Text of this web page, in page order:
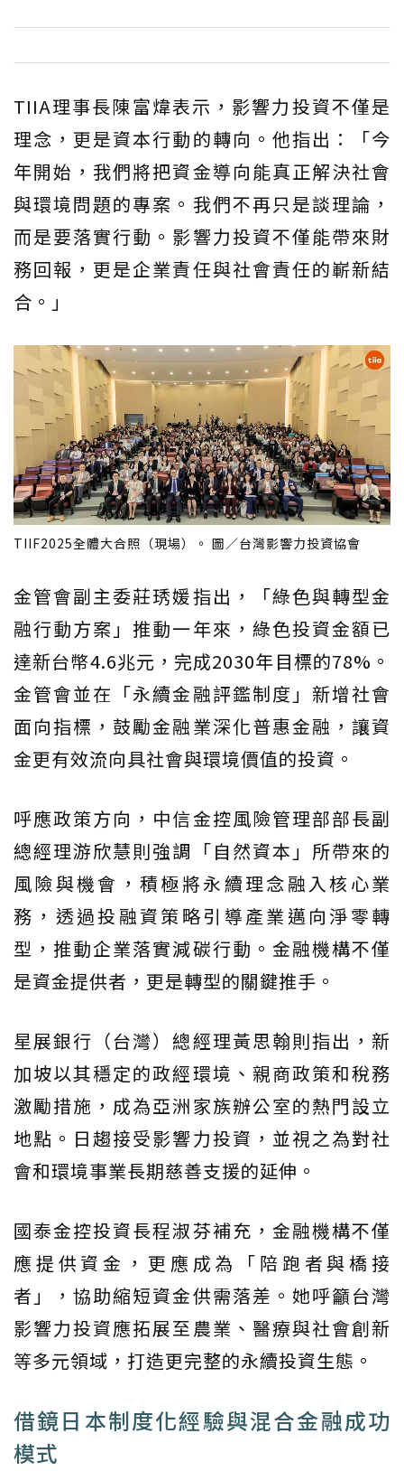
TIIA理事長陳富煒表示，影響力投資不僅是
理念，更是資本行動的轉向。他指出：「今
年開始，我們將把資金導向能真正解決社會
與環境問題的專案。我們不再只是談理論，
而是要落實行動。影響力投資不僅能帶來財
務回報，更是企業責任與社會責任的嶄新結
合。」
TIIF2025全體大合照（現場）。 圖／台灣影響力投資協會
金管會副主委莊琇媛指出，「綠色與轉型金
融行動方案」推動一年來，綠色投資金額已
達新台幣4.6兆元，完成2030年目標的78%。
金管會並在「永續金融評鑑制度」新增社會
面向指標，鼓勵金融業深化普惠金融，讓資
金更有效流向具社會與環境價值的投資。
呼應政策方向，中信金控風險管理部部長副
總經理游欣慧則強調「自然資本」所帶來的
風險與機會，積極將永續理念融入核心業
務，透過投融資策略引導產業邁向淨零轉
型，推動企業落實減碳行動。金融機構不僅
是資金提供者，更是轉型的關鍵推手。
星展銀行（台灣）總經理黃思翰則指出，新
加坡以其穩定的政經環境、親商政策和稅務
激勵措施，成為亞洲家族辦公室的熱門設立
地點。日趨接受影響力投資，並視之為對社
會和環境事業長期慈善支援的延伸。
國泰金控投資長程淑芬補充，金融機構不僅
應提供資金，更應成為「陪跑者與橋接
者」，協助縮短資金供需落差。她呼籲台灣
影響力投資應拓展至農業、醫療與社會創新
等多元領域，打造更完整的永續投資生態。
借鏡日本制度化經驗與混合金融成功
模式